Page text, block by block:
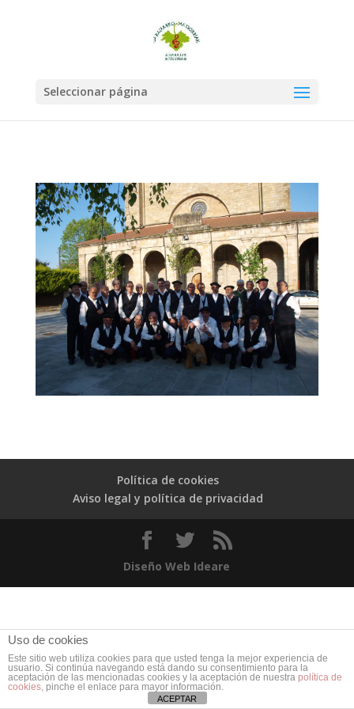
Seleccionar página
Política de cookies
Aviso legal y política de privacidad
Diseño Web Ideare
Uso de cookies
Este sitio web utiliza cookies para que usted tenga la mejor experiencia de
usuario. Si continúa navegando está dando su consentimiento para la
aceptación de las mencionadas cookies y la aceptación de nuestra política de
cookies, pinche el enlace para mayor información.
ACEPTAR